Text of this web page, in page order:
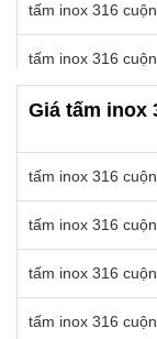
tấm inox 316
tấm inox 316
tấm inox 316
tấm inox 316
tấm inox 316
tấm inox 316
tấm inox 316
Giá tấm inox
tấm inox 316
tấm inox 316
tấm inox 316
tấm inox 316